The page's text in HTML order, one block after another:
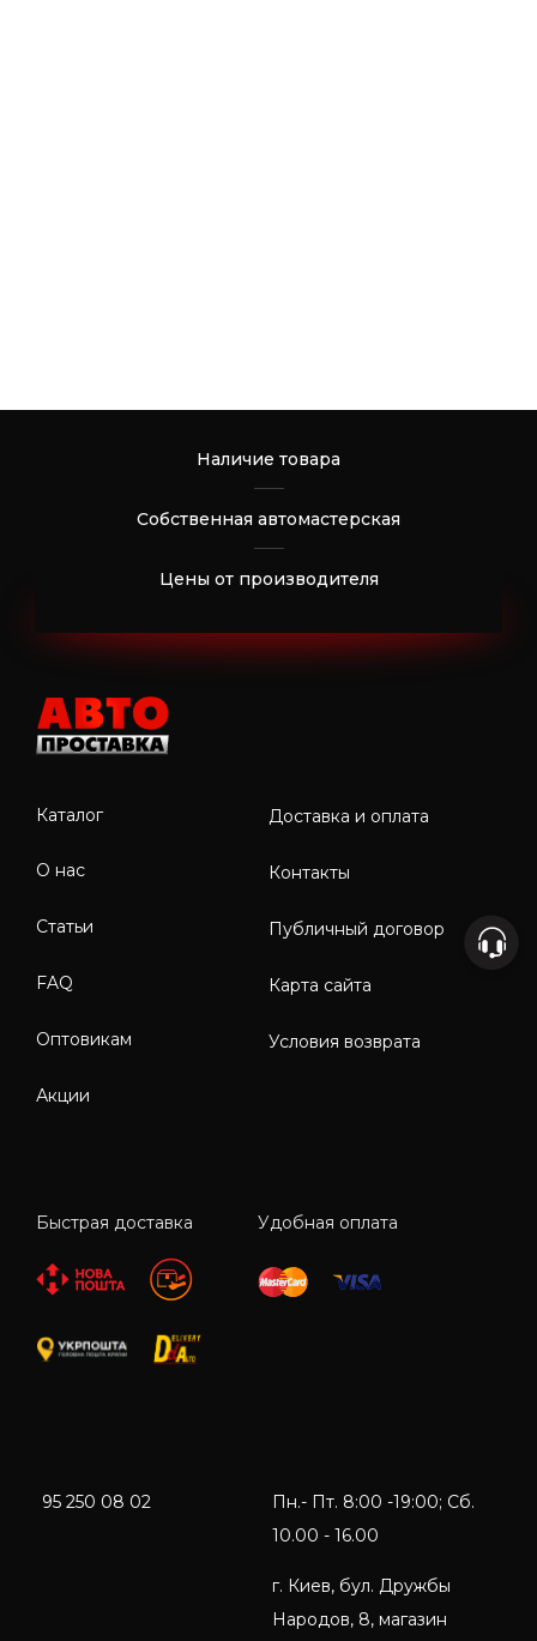
Наличие товара
Собственная автомастерская
Цены от производителя
Каталог
О нас
Статьи
FAQ
Оптовикам
Акции
Доставка и оплата
Контакты
Публичный договор
Карта сайта
Условия возврата
Быстрая доставка Удобная оплата
95 250 08 02
Пн.- Пт. 8:00 -19:00; Сб.
10.00 - 16.00
г. Киев, бул. Дружбы
Народов, 8, магазин